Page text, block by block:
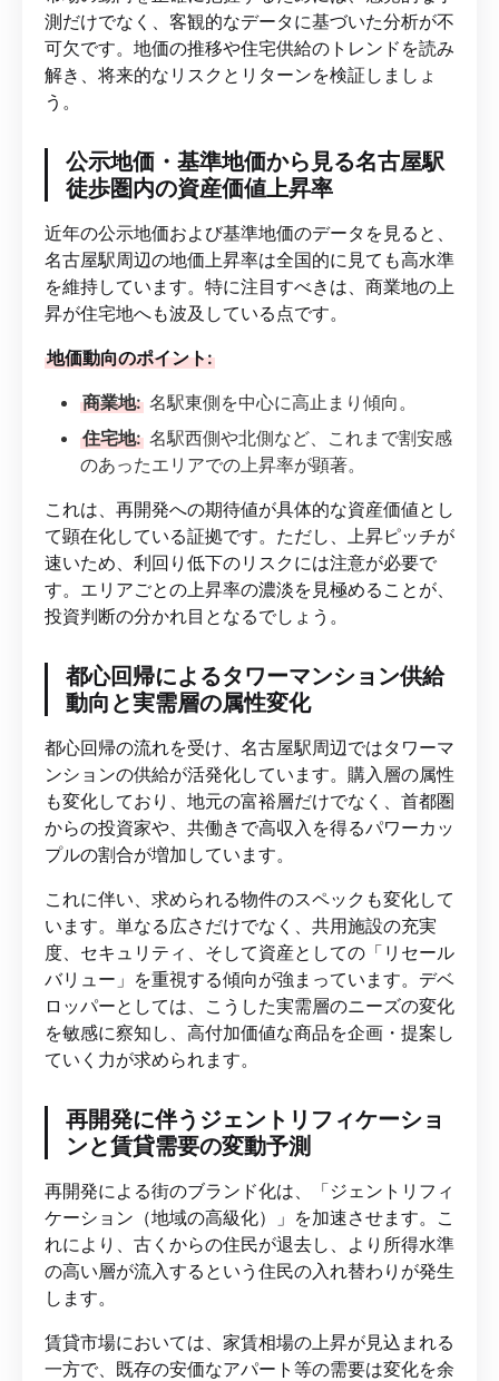
測だけでなく、客観的なデータに基づいた分析が不
可欠です。地価の推移や住宅供給のトレンドを読み
解き、将来的なリスクとリターンを検証しましょ
う。
公示地価・基準地価から見る名古屋駅
徒歩圏内の資産価値上昇率
近年の公示地価および基準地価のデータを見ると、
名古屋駅周辺の地価上昇率は全国的に見ても高水準
を維持しています。特に注目すべきは、商業地の上
昇が住宅地へも波及している点です。
地価動向のポイント:
商業地: 名駅東側を中心に高止まり傾向。
住宅地: 名駅西側や北側など、これまで割安感
のあったエリアでの上昇率が顕著。
これは、再開発への期待値が具体的な資産価値とし
て顕在化している証拠です。ただし、上昇ピッチが
速いため、利回り低下のリスクには注意が必要で
す。エリアごとの上昇率の濃淡を見極めることが、
投資判断の分かれ目となるでしょう。
都心回帰によるタワーマンション供給
動向と実需層の属性変化
都心回帰の流れを受け、名古屋駅周辺ではタワーマ
ンションの供給が活発化しています。購入層の属性
も変化しており、地元の富裕層だけでなく、首都圏
からの投資家や、共働きで高収入を得るパワーカッ
プルの割合が増加しています。
これに伴い、求められる物件のスペックも変化して
います。単なる広さだけでなく、共用施設の充実
度、セキュリティ、そして資産としての「リセール
バリュー」を重視する傾向が強まっています。デベ
ロッパーとしては、こうした実需層のニーズの変化
を敏感に察知し、高付加価値な商品を企画・提案し
ていく力が求められます。
再開発に伴うジェントリフィケーショ
ンと賃貸需要の変動予測
再開発による街のブランド化は、「ジェントリフィ
ケーション（地域の高級化）」を加速させます。こ
れにより、古くからの住民が退去し、より所得水準
の高い層が流入するという住民の入れ替わりが発生
します。
賃貸市場においては、家賃相場の上昇が見込まれる
一方で、既存の安価なアパート等の需要は変化を余